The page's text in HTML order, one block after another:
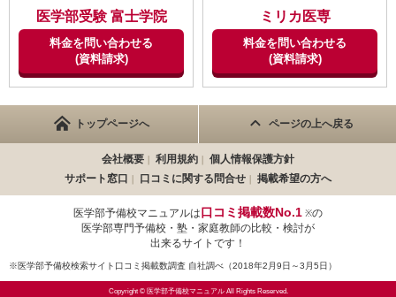
医学部受験 富士学院
料金を問い合わせる
(資料請求)
ミリカ医専
料金を問い合わせる
(資料請求)
トップページへ ページの上へ戻る
会社概要 利用規約
個人情報保護方針
サポート窓口
口コミに関する問合せ 掲載希望の方へ
医学部予備校マニュアルは口コミ掲載数No.1 ※の
医学部専門予備校・塾・家庭教師の比較・検討が
出来るサイトです！
※医学部予備校検索サイト口コミ掲載数調査 自社調べ（2018年2月9日～3月5日）
Copyright © 医学部予備校マニュアル All Rights Reserved.